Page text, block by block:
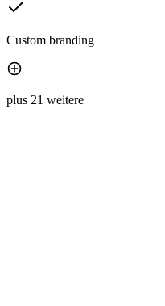
Custom branding
plus 21 weitere